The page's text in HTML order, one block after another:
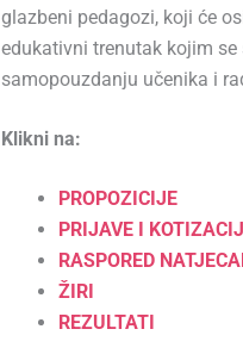
glazbeni pedagozi, koji će
edukativni trenutak kojim
samopouzdanju učenika i
Klikni na:
PROPOZICIJE
PRIJAVE I
RASPORED
ŽIRI
REZULTATI